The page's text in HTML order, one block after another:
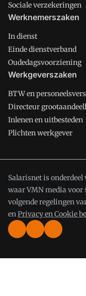
Sociale verzekeringen
Werknemerszaken
In dienst
Einde dienstverband
Oudedagsvoorziening
Werkgeverszaken
BTW en
Directeur
Inlenen en uitbesteden
Plichten werkgever
Salarisnet is
waar VMN media voor
volgende regelingen
enPrivacy en Cookie